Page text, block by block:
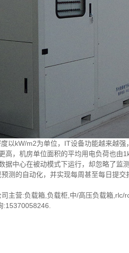
以kW/m2为单位，IT设备功能越来越
高，机房单位面积的平均用电负荷也由
据中心在被动模式下运行，却忽略了
测的自动化，并实现每周甚至每日提
主营:负载箱,负载柜,中/高压负载箱,rlc/
:15370058246.